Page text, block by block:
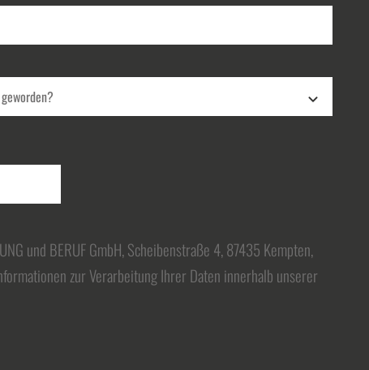
und BERUF GmbH, Scheibenstraße 4, 87435 Kempten,
zur Verarbeitung Ihrer Daten innerhalb unserer